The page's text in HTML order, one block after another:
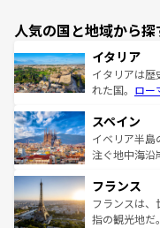
人気の国と地域から探
イタリア
イタリアは歴
れた国。 ロー
ろん、トスカ
景など、自然
ピザやパスタ
ませてくれる
なお、新着の
しい。
スペイン
イベリア半島
注ぐ地中海沿
文化が根付く
れる闘牛、そ
る。首都マド
フランス
フランスは、
指の観光地だ